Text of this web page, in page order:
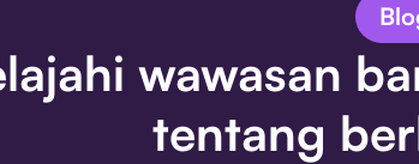
wawasan
tentang